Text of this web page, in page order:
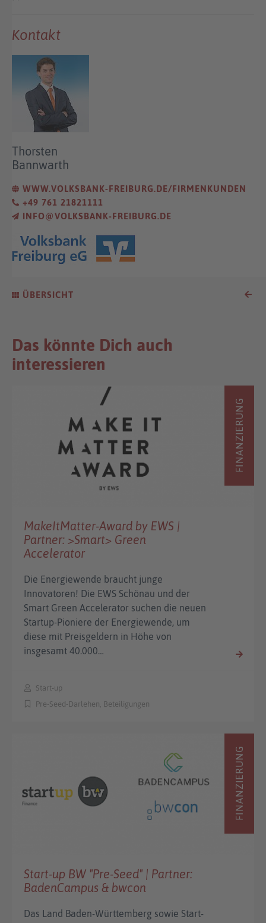
ÜBERSICHT
Kontakt
Thorsten
Bannwarth
WWW.VOLKSBANK-FREIBURG.DE/FIRMENKUNDEN
+49 761 21821111
INFO@VOLKSBANK-FREIBURG.DE
Das könnte Dich auch
interessieren
FINANZIERUNG
MakeItMatter-Award by EWS |
Partner: >Smart> Green
Accelerator
Die Energiewende braucht junge
Innovatoren! Die EWS Schönau und der
Smart Green Accelerator suchen die neuen
Startup-Pioniere der Energiewende, um
diese mit Preisgeldern in Höhe von
insgesamt 40.000…
Start-up
Pre-Seed-Darlehen, Beteiligungen
FINANZIERUNG
Start-up BW "Pre-Seed" | Partner:
BadenCampus & bwcon
Das Land Baden-Württemberg sowie Start-